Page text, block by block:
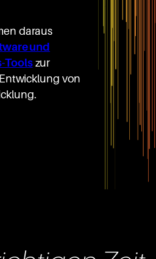
daraus
und
Toolszur
von